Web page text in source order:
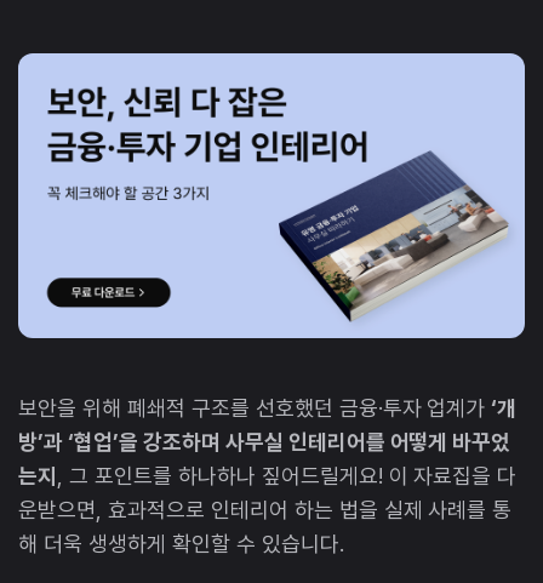
보안을 위해 폐쇄적 구조를 선호했던 금융·투자 업계가‘개
방’과 ‘협업’을 강조하며 사무실 인테리어를 어떻게 바꾸었
는지 , 그 포인트를 하나하나 짚어드릴게요! 이 자료집을 다
운받으면, 효과적으로 인테리어 하는 법을 실제 사례를 통
해 더욱 생생하게 확인할 수 있습니다.